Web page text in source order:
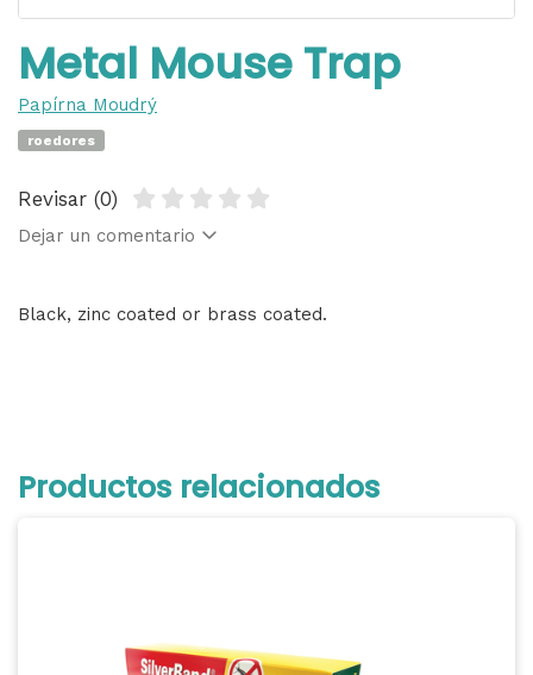
Metal Mouse Trap
Papírna Moudrý
roedores
Revisar (0)
Dejar un comentario
Black, zinc coated or brass coated.
Productos relacionados